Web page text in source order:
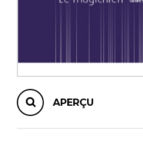
APERÇU